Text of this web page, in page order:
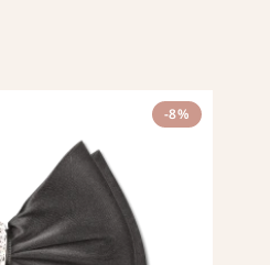
-8%